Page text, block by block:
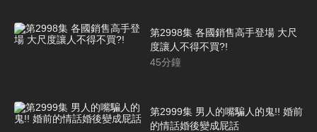
第2998集 各國銷售高手登場 大尺
度讓人不得不買?!
45分鐘
第2999集 男人的嘴騙人的鬼!! 婚前
的情話婚後變成屁話